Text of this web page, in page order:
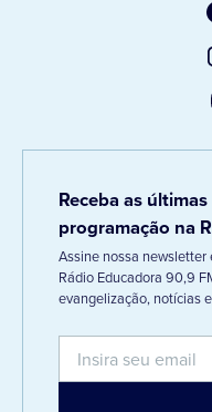
Receba as
programação na
Assine nossa
Rádio Educadora 90,9
evangelização, notícias